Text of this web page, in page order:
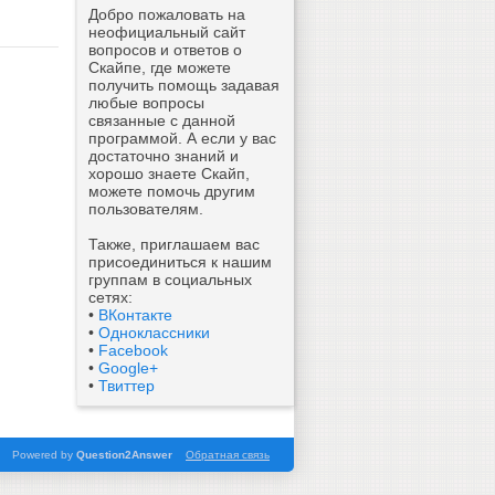
Добро пожаловать на
неофициальный сайт
вопросов и ответов о
Скайпе, где можете
получить помощь задавая
любые вопросы
связанные с данной
программой. А если у вас
достаточно знаний и
хорошо знаете Скайп,
можете помочь другим
пользователям.
Также, приглашаем вас
присоединиться к нашим
группам в социальных
сетях:
• ВКонтакте
• Одноклассники
• Facebook
• Google+
• Твиттер
Обратная связь
Powered by Question2Answer